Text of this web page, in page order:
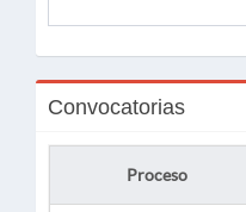
Convocatorias
Proceso